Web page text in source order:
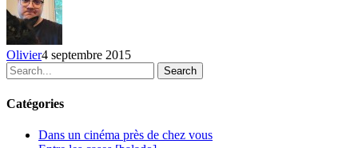
le
FFM
2015
Olivier4 septembre 2015
Search
Catégories
Dans un cinéma près de chez vous